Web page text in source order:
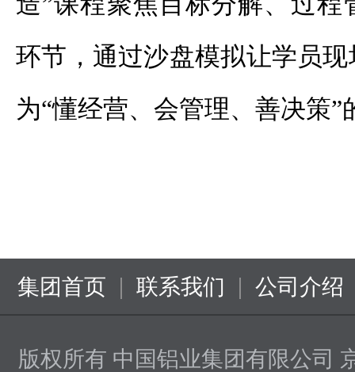
环节，通过沙盘模拟让学员
为“懂经营、会管理、善决策”
集团首页 | 联系我们 | 公司介绍
版权所有 中国铝业集团有限公司